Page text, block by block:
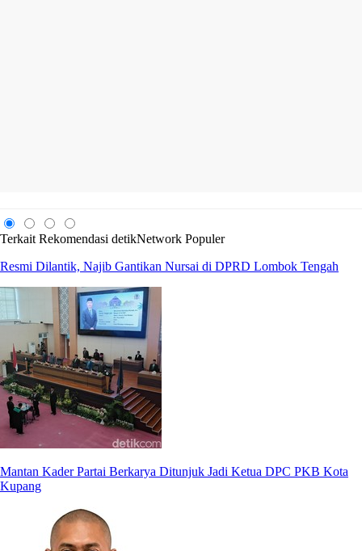
Terkait Rekomendasi detikNetwork Populer
Resmi Dilantik, Najib Gantikan Nursai di DPRD Lombok Tengah
Mantan Kader Partai Berkarya Ditunjuk Jadi Ketua DPC PKB Kota
Kupang